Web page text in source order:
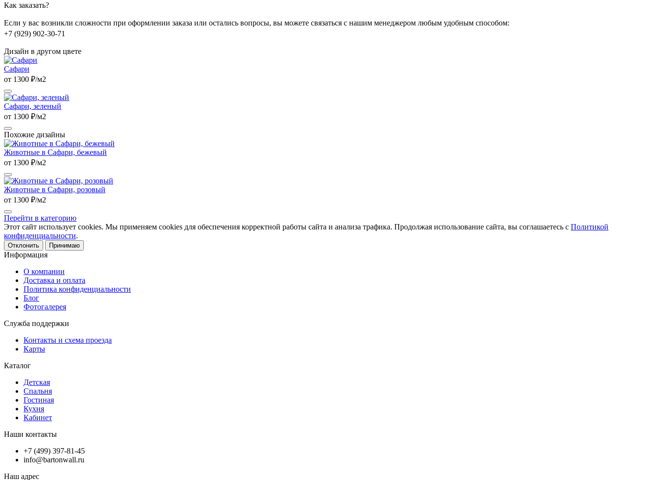
Как заказать?
Если у вас возникли сложности при оформлении заказа или остались вопросы, вы можете связаться с нашим менеджером любым удобным способом:
+7 (929) 902-30-71
Дизайн в другом цвете
Сафари
от 1300 ₽/м2
Сафари, зеленый
от 1300 ₽/м2
Похожие дизайны
Животные в Сафари, бежевый
от 1300 ₽/м2
Животные в Сафари, розовый
от 1300 ₽/м2
Перейти в категорию
Этот сайт использует cookies. Мы применяем cookies для обеспечения корректной работы сайта и анализа трафика. Продолжая использование сайта, вы соглашаетесь с Политикой
конфиденциальности.
Отклонить Принимаю
Информация
О компании
Доставка и оплата
Политика конфиденциальности
Блог
Фотогалерея
Служба поддержки
Контакты и схема проезда
Карты
Каталог
Детская
Спальня
Гостиная
Кухня
Кабинет
Наши контакты
+7 (499) 397-81-45
info@bartonwall.ru
Наш адрес